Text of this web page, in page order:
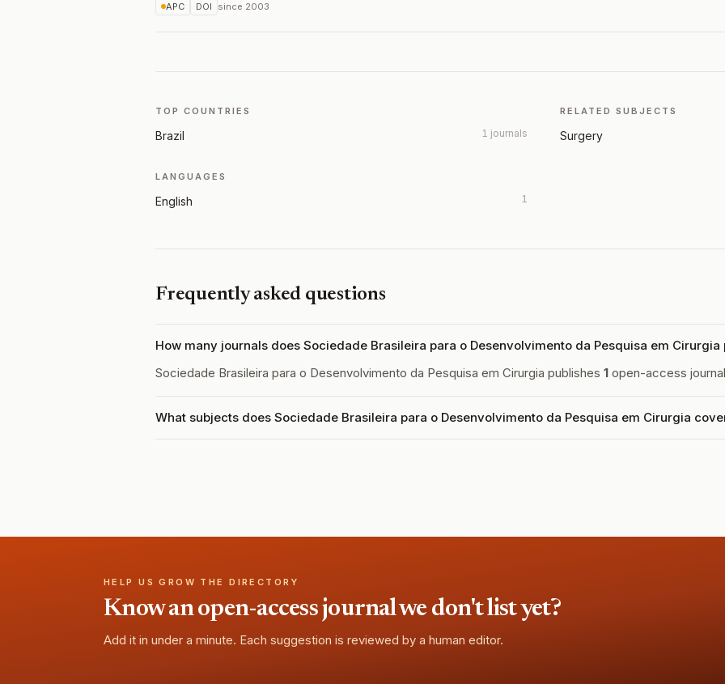
APC DOI since 2003
TOP COUNTRIES
Brazil 1 journals
RELATED SUBJECTS
Surgery
LANGUAGES
English 1
Frequently asked questions
How many journals does Sociedade Brasileira para o Desenvolvimento da Pesquisa em Cirurgia
Sociedade Brasileira para o Desenvolvimento da Pesquisa em Cirurgia publishes 1 open-access
What subjects does Sociedade Brasileira para o Desenvolvimento da Pesquisa em Cirurgia
HELP US GROW THE DIRECTORY
Know an open-access journal we don't list yet?
Add it in under a minute. Each suggestion is reviewed by a human editor.